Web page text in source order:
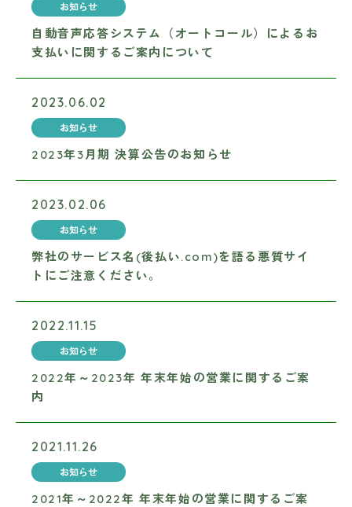
お知らせ
自動音声応答システム（オートコール）によるお
支払いに関するご案内について
2023.06.02
お知らせ
2023年3月期 決算公告のお知らせ
2023.02.06
お知らせ
弊社のサービス名(後払い.com)を語る悪質サイ
トにご注意ください。
2022.11.15
お知らせ
2022年～2023年 年末年始の営業に関するご案
内
2021.11.26
お知らせ
2021年～2022年 年末年始の営業に関するご案